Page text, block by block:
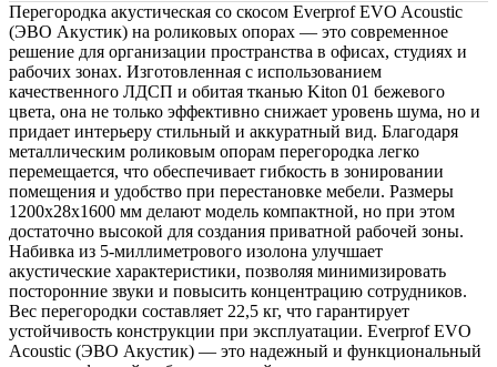
Перегородка акустическая со скосом Everprof EVO Acoustic
(ЭВО Акустик) на роликовых опорах — это современное
решение для организации пространства в офисах, студиях и
рабочих зонах. Изготовленная с использованием
качественного ЛДСП и обитая тканью Kiton 01 бежевого
цвета, она не только эффективно снижает уровень шума, но и
придает интерьеру стильный и аккуратный вид. Благодаря
металлическим роликовым опорам перегородка легко
перемещается, что обеспечивает гибкость в зонировании
помещения и удобство при перестановке мебели. Размеры
1200х28х1600 мм делают модель компактной, но при этом
достаточно высокой для создания приватной рабочей зоны.
Набивка из 5-миллиметрового изолона улучшает
акустические характеристики, позволяя минимизировать
посторонние звуки и повысить концентрацию сотрудников.
Вес перегородки составляет 22,5 кг, что гарантирует
устойчивость конструкции при эксплуатации. Everprof EVO
Acoustic (ЭВО Акустик) — это надежный и функциональный